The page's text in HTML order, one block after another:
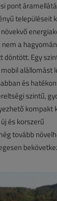
pont
településeit
nem a
döntött. Egy
alállomást
és
szintű,
kompakt
és korszerű
tovább